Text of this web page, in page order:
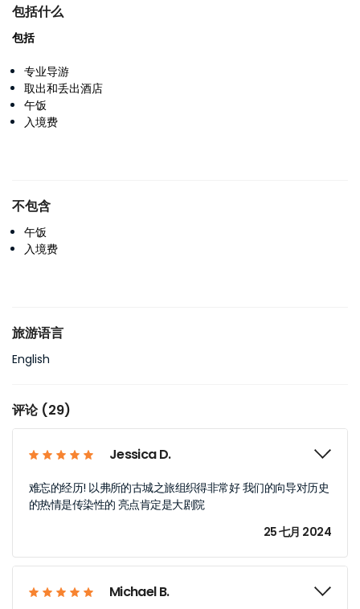
包括什么
包括
专业导游
取出和丢出酒店
午饭
入境费
不包含
午饭
入境费
旅游语言
English
评论 (29)
Jessica D.
难忘的经历! 以弗所的古城之旅组织得非常好 我们的向导对历史
的热情是传染性的 亮点肯定是大剧院
25 七月 2024
Michael B.